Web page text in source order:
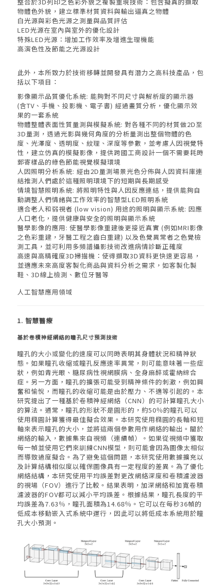
物體色外貌，建立標準材質資料與輸出逼真之物體
白光源與彩色光源之測量與品質評估
LED光源在室內與室外的優化設計
特殊LED光源：增加工作效率及增進生理機能
高演色性及節能之光源設計
此外，本所致力於技術移轉並開發具有潛力之高科技產品，包
括以下項目：
影像顯示品質優化系統: 能夠對不同尺寸與解析度的顯示器
(含TV、手機、投影機、電子書) 經過畫質分析，優化顯示效
果的一套系統
物體整體表面性質量測與模擬系統: 對各種不同的材質做2D至
3D量測，透過光影與幾何角度的分析量測出整個物體的色
度、光澤度、透明度、紋理、深度等參數，並考慮人因視覺特
性，建立仿真的模擬影像，提供跨國工商設計一個不需要耗時
郵寄樣品的綠色節能視覺模擬環境
人因照明分析系統: 經由2D量測場景光色分佈與人因資料庫連
結推測人們處於這種照明環境下的短期與長期感受
情境智慧照明系統: 將照明特性與人因反應連結，提供能夠自
動調整人們情緒與工作效率的智慧型LED照明系統
適合老人和弱視者 (low vision) 用途的照明與顯示系統: 因應
人口老化，提供健康與安全的照明與顯示系統
醫學影像的應用: 使醫學影像重建後更接近真實 (例如MRI影像
之色彩重建，牙醫工程之齒白重建) 以及色覺異常者之色覺檢
測工具，並可利用多頻譜攝影技術改進病情診斷正確度
高速與高精確度3D掃描機：使得擷取3D資料更快速更容易，
並適應未來高度客製化商品與資料分析之需求，如客製化製
鞋、3D線上檢測、數位牙醫等
人工智慧應用領域
1. 智慧醫療
基於卷積神經網絡的瞳孔尺寸預測技術
瞳孔的大小或變化的速度可以同時表明其身體狀況和精神狀
態。如果瞳孔收縮或瞳孔反應速率異常，則可能意味著一些症
狀，例如青光眼、糖尿病性視網膜病、全身麻醉或霍納綜合
症。另一方面，瞳孔的擴張可能受到精神條件的刺激，例如興
奮和愉悅，而瞳孔的收縮可能是由於壓力、不適等引起的。本
研究提出了一種基於卷積神經網絡（CNN）的可計算瞳孔大小
的算法。通常，瞳孔的形狀不是圓形的，約50％的瞳孔可以
使用橢圓計算獲得最佳擬合效果。本研究使用橢圓的長軸和短
軸來表示瞳孔的大小，並將這兩個參數用作網絡的輸出。關於
網絡的輸入，數據集來自視頻（連續幀）。如果從視頻中獲取
每一幀並使用它們來訓練CNN模型，則可能會因為圖像太相似
而導致過度擬合。為了避免這個問題，本研究使用數據擴充以
及計算結構相似度以確保圖像具有一定程度的差異。為了優化
網絡結構，本研究使用平均誤差對更改網絡深度和卷積濾波器
的視場（FOV）進行了比較。結果表明，加深網絡和加寬卷積
濾波器的FOV都可以減小平均誤差。根據結果，瞳孔長度的平
均誤差為7.63％，瞳孔面積為14.68％。它可以在每秒36幀的
低成本移動嵌入式系統中運行，因此可以將低成本系統用於瞳
孔大小預測。